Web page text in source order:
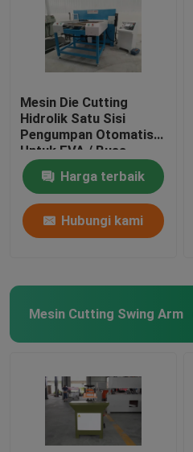
Mesin Die Cutting
Hidrolik Satu Sisi
Pengumpan Otomatis
Untuk EVA / Busa
Harga terbaik
Hubungi kami
Mesin Cutting Swing Arm